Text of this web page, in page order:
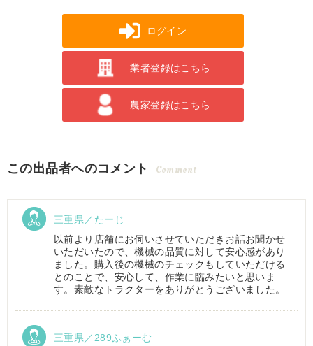
ログイン
業者登録はこちら
農家登録はこちら
この出品者へのコメント Comment
三重県／たーじ
以前より店舗にお伺いさせていただきお話お聞かせ
いただいたので、機械の品質に対して安心感があり
ました。購入後の機械のチェックもしていただける
とのことで、安心して、作業に臨みたいと思いま
す。素敵なトラクターをありがとうございました。
三重県／289ふぁーむ